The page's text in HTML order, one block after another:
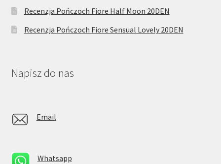
Recenzja Pończoch Fiore Half Moon 20DEN
Recenzja Pończoch Fiore Sensual Lovely 20DEN
Napisz do nas
Email
Whatsapp